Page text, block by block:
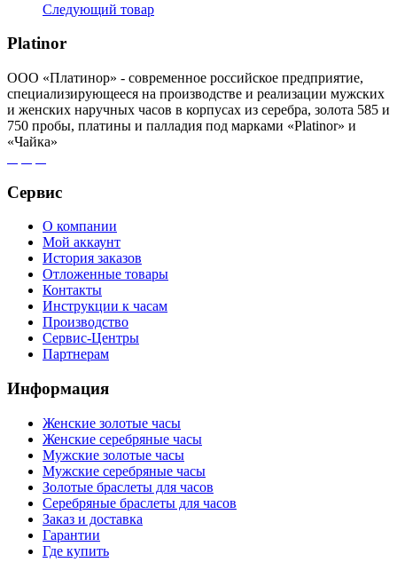
Следующий товар
Platinor
ООО «Платинор» - современное российское предприятие,
специализирующееся на производстве и реализации мужских
и женских наручных часов в корпусах из серебра, золота 585 и
750 пробы, платины и палладия под марками «Platinor» и
«Чайка»
Сервис
О компании
Мой аккаунт
История заказов
Отложенные товары
Контакты
Инструкции к часам
Производство
Сервис-Центры
Партнерам
Информация
Женские золотые часы
Женские серебряные часы
Мужские золотые часы
Мужские серебряные часы
Золотые браслеты для часов
Серебряные браслеты для часов
Заказ и доставка
Гарантии
Где купить